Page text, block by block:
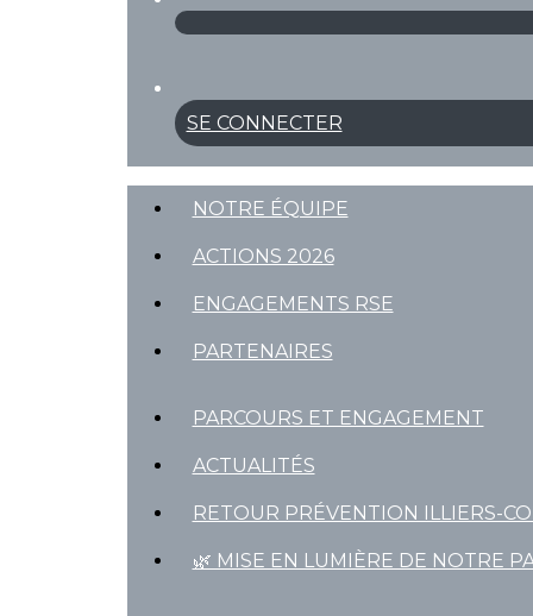
SE CONNECTER
NOTRE ÉQUIPE
ACTIONS 2026
ENGAGEMENTS RSE
PARTENAIRES
PARCOURS ET ENGAGEMENT
ACTUALITÉS
RETOUR PRÉVENTION ILLIERS-
🌿 MISE EN LUMIÈRE DE NOTRE